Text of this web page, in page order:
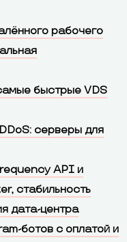
рабочего
быстрые VDS
серверы для
API и
стабильность
дата-центра
ботов с оплатой и